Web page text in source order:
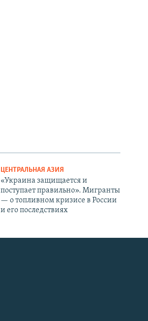
ЦЕНТРАЛЬНАЯ АЗИЯ
«Украина защищается и
поступает правильно». Мигранты
— о топливном кризисе в России
и его последствиях